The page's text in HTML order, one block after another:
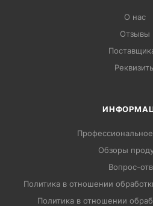
О нас
Отзывы
Обзоры
Вопрос-
Политика в отношении
Политика в отношении